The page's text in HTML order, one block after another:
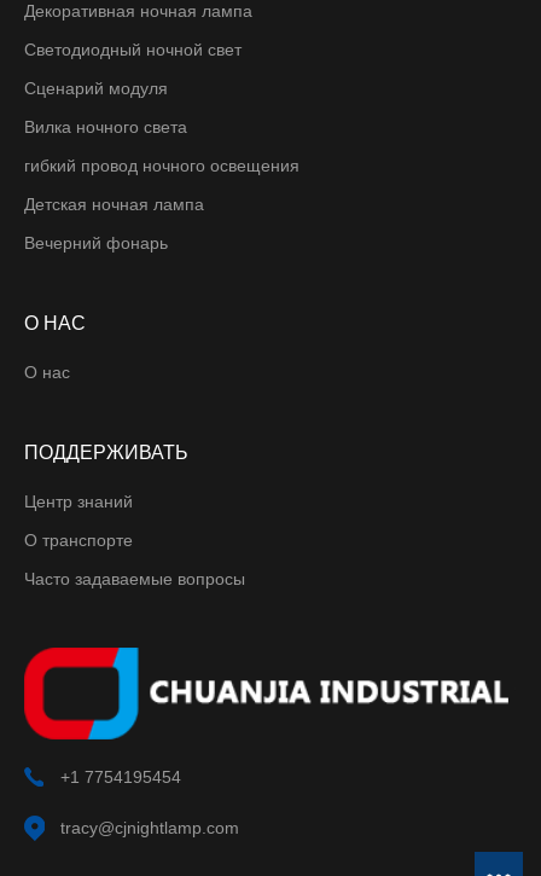
Декоративная ночная лампа
Светодиодный ночной свет
Сценарий модуля
Вилка ночного света
гибкий провод ночного освещения
Детская ночная лампа
Вечерний фонарь
О НАС
О нас
ПОДДЕРЖИВАТЬ
Центр знаний
О транспорте
Часто задаваемые вопросы
+1 7754195454
tracy@cjnightlamp.com